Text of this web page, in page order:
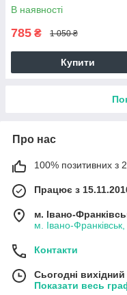
В наявності
785 ₴ 1 050 ₴
Купити
Про нас
100% позитивних з
Працює з
м. Івано-
м. Івано-
Контакти
Сьогодні вихідний
Показати весь